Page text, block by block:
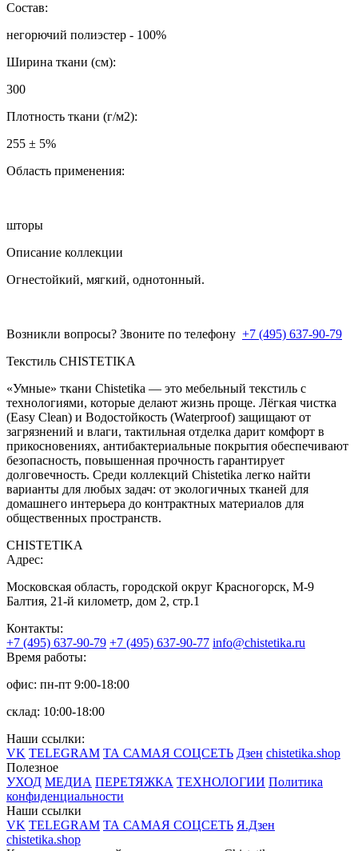
Состав:
негорючий полиэстер - 100%
Ширина ткани (см):
300
Плотность ткани (г/м2):
255 ± 5%
Область применения:
шторы
Описание коллекции
Огнестойкий, мягкий, однотонный.
Возникли вопросы? Звоните по телефону +7 (495) 637-90-79
Текстиль CHISTETIKA
«Умные» ткани Chistetika — это мебельный текстиль с
технологиями, которые делают жизнь проще. Лёгкая чистка
(Easy Clean) и Водостойкость (Waterproof) защищают от
загрязнений и влаги, тактильная отделка дарит комфорт в
прикосновениях, антибактериальные покрытия обеспечивают
безопасность, повышенная прочность гарантирует
долговечность. Среди коллекций Chistetika легко найти
варианты для любых задач: от экологичных тканей для
домашнего интерьера до контрактных материалов для
общественных пространств.
CHISTETIKA
Адрес:
Московская область, городской округ Красногорск, М-9
Балтия, 21-й километр, дом 2, стр.1
Контакты:
+7 (495) 637-90-79 +7 (495) 637-90-77 info@chistetika.ru
Время работы:
офис: пн-пт 9:00-18:00
склад: 10:00-18:00
Наши ссылки:
VK TELEGRAM ТА САМАЯ СОЦСЕТЬ Дзен chistetika.shop
Полезное
УХОД МЕДИА ПЕРЕТЯЖКА ТЕХНОЛОГИИ Политика
конфиденциальности
Наши ссылки
VK TELEGRAM ТА САМАЯ СОЦСЕТЬ Я.Дзен
chistetika.shop